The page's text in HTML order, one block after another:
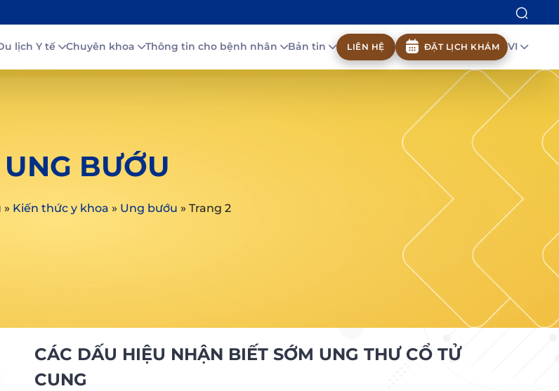
lịch Y tế Chuyên khoa Thông tin cho bệnh nhân Bản tin LIÊN HỆ ĐẶT LỊCH KHÁM VI
UNG BƯỚU
» Kiến thức y khoa » Ung bướu » Trang 2
CÁC DẤU HIỆU NHẬN BIẾT SỚM UNG THƯ CỔ TỬ
CUNG